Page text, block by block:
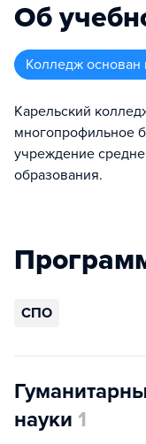
Об
Колледж основан
Карельский
многопрофильное
учреждение
образования.
СПО
науки 1